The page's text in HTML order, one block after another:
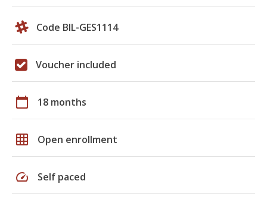
Code BIL-GES1114
Voucher included
calendar_today 18 months
grid_on Open enrollment
speed Self paced